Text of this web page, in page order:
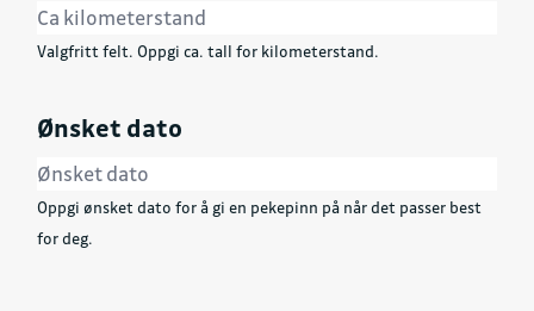
Valgfritt felt. Oppgi ca. tall for kilometerstand.
Ønsket dato
Oppgi ønsket dato for å gi en pekepinn på når det passer best
for deg.